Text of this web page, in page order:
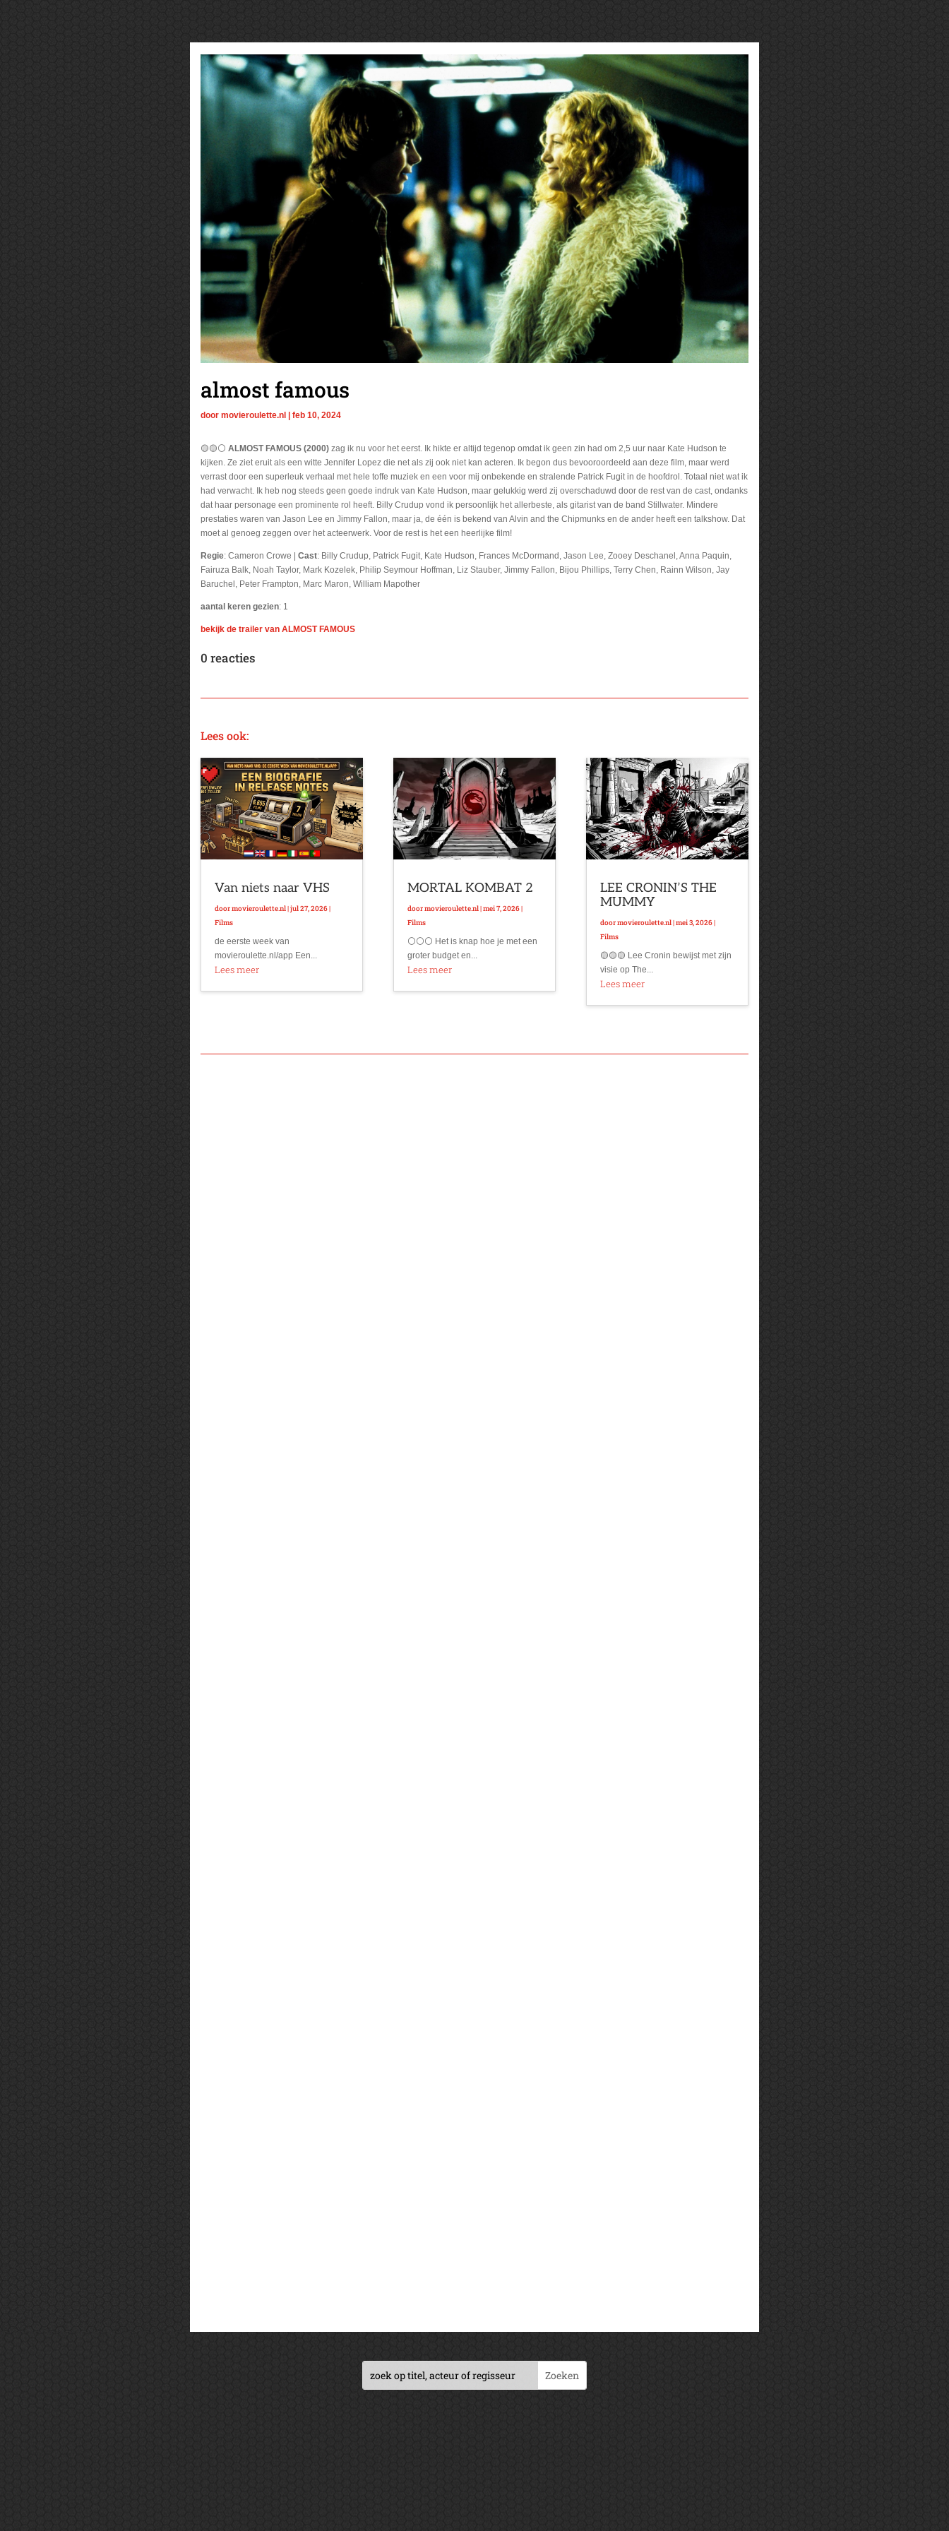
almost famous
door movieroulette.nl| feb 10, 2024
🟡🟡⚪ ALMOST FAMOUS (2000)zag ik nu voor het eerst. Ik hikte er altijd tegenop omdat ik geen zin had om 2,5 uur naar Kate Hudson te
kijken. Ze ziet eruit als een witte Jennifer Lopez die net als zij ook niet kan acteren. Ik begon dus bevooroordeeld aan deze film, maar werd
verrast door een superleuk verhaal met hele toffe muziek en een voor mij onbekende en stralende Patrick Fugit in de hoofdrol. Totaal niet wat ik
had verwacht. Ik heb nog steeds geen goede indruk van Kate Hudson, maar gelukkig werd zij overschaduwd door de rest van de cast, ondanks
dat haar personage een prominente rol heeft. Billy Crudup vond ik persoonlijk het allerbeste, als gitarist van de band Stillwater. Mindere
prestaties waren van Jason Lee en Jimmy Fallon, maar ja, de één is bekend van Alvin and the Chipmunks en de ander heeft een talkshow. Dat
moet al genoeg zeggen over het acteerwerk. Voor de rest is het een heerlijke film!
Regie: Cameron Crowe | Cast: Billy Crudup, Patrick Fugit, Kate Hudson, Frances McDormand, Jason Lee, Zooey Deschanel, Anna Paquin,
Fairuza Balk, Noah Taylor, Mark Kozelek, Philip Seymour Hoffman, Liz Stauber, Jimmy Fallon, Bijou Phillips, Terry Chen, Rainn Wilson, Jay
Baruchel, Peter Frampton, Marc Maron, William Mapother
aantal keren gezien: 1
bekijk de trailer van ALMOST FAMOUS
0 reacties
Lees ook:
Van niets naar VHS
doormovieroulette.nl|jul 27, 2026|
Films
de eerste week van
movieroulette.nl/app Een...
Lees meer
MORTAL KOMBAT 2
doormovieroulette.nl|mei 7, 2026|
Films
⚪⚪⚪ Het is knap hoe je met een
groter budget en...
Lees meer
LEE CRONIN’S THE
MUMMY
doormovieroulette.nl|mei 3, 2026|
Films
🟡🟡🟡 Lee Cronin bewijst met zijn
visie op The...
Lees meer